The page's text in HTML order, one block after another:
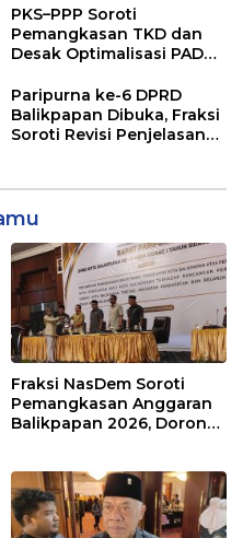
Terukur sebagai
Penyangga IKN
PKS–PPP Soroti
Pemangkasan TKD dan
Desak Optimalisasi PAD
Balikpapan 2026
Paripurna ke-6 DPRD
Balikpapan Dibuka, Fraksi
Soroti Revisi Penjelasan
Fraksi NasDem Soroti
Pemangkasan Anggaran
Balikpapan 2026, Dorong